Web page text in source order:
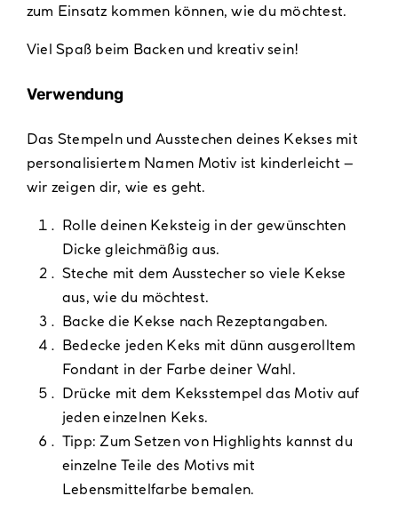
zum Einsatz kommen können, wie du möchtest.
Viel Spaß beim Backen und kreativ sein!
Verwendung
Das Stempeln und Ausstechen deines Kekses mit
personalisiertem Namen Motiv ist kinderleicht –
wir zeigen dir, wie es geht.
Rolle deinen Keksteig in der gewünschten
Dicke gleichmäßig aus.
Steche mit dem Ausstecher so viele Kekse
aus, wie du möchtest.
Backe die Kekse nach Rezeptangaben.
Bedecke jeden Keks mit dünn ausgerolltem
Fondant in der Farbe deiner Wahl.
Drücke mit dem Keksstempel das Motiv auf
jeden einzelnen Keks.
Tipp: Zum Setzen von Highlights kannst du
einzelne Teile des Motivs mit
Lebensmittelfarbe bemalen.